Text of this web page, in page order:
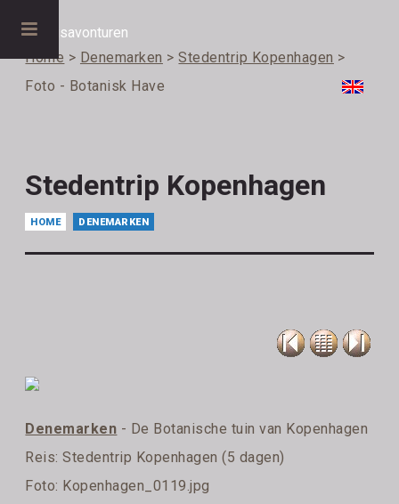
Home > Denemarken >Stedentrip Kopenhagen >
Foto - Botanisk Have
Stedentrip Kopenhagen
HOME DENEMARKEN
Denemarken - De Botanische tuin van Kopenhagen
Reis:Stedentrip Kopenhagen (5 dagen)
Foto: Kopenhagen_0119.jpg